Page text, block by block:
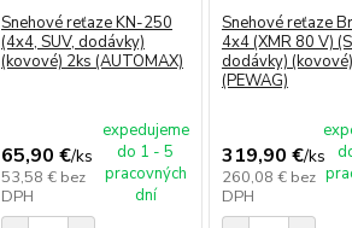
Snehové reťaze KN-250
(4x4, SUV, dodávky)
(kovové) 2ks (AUTOMAX)
65,90 €/ks
53,58 € bez
DPH
expedujeme
do 1 - 5
pracovných
dní
Snehové reťaze
4x4 (XMR 80 V)
dodávky)
(PEWAG)
319,90 €/ks
260,08 € bez
DPH